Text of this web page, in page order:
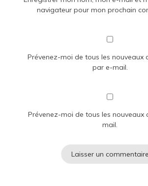
navigateur pour mon prochain
Prévenez-moi de tous les nouveaux
par e-mail.
Prévenez-moi de tous les nouveaux
mail.